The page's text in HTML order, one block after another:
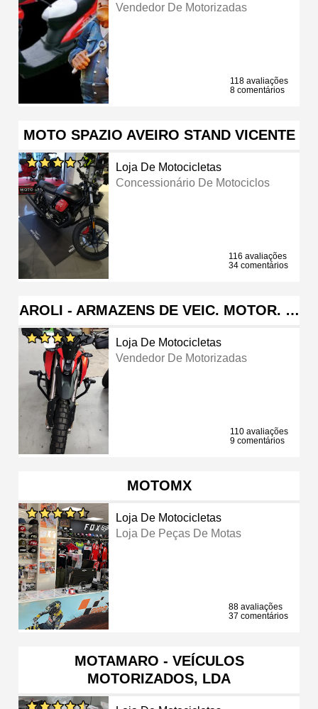
Vendedor De Motorizadas
118 avaliações
8 comentários
MOTO SPAZIO AVEIRO STAND VICENTE
Loja De Motocicletas
Concessionário De Motociclos
116 avaliações
34 comentários
AROLI - ARMAZENS DE VEIC. MOTOR. …
Loja De Motocicletas
Vendedor De Motorizadas
110 avaliações
9 comentários
MOTOMX
Loja De Motocicletas
Loja De Peças De Motas
88 avaliações
37 comentários
MOTAMARO - VEÍCULOS
MOTORIZADOS, LDA